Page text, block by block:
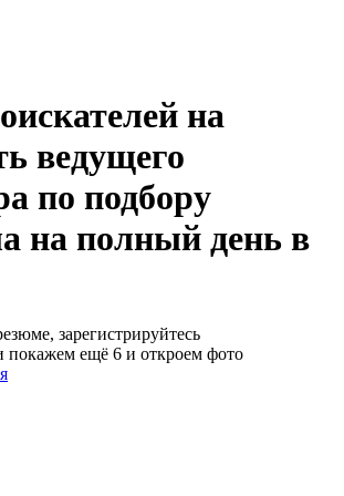
на
ведущего
по подбору
на полный день в
зарегистрируйтесь
покажем ещё 6 и откроем фото